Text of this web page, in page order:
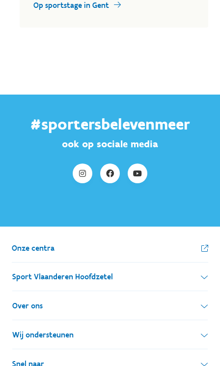
Op sportstage in Gent
#sportersbelevenmeer
ook op sociale media
Onze centra
Sport Vlaanderen Hoofdzetel
Simon Bolivarlaan 17
1000 Brussel
Ondernemingsnummer: BE 0248.142.826
Over ons
Wie zijn we, wat doen we
Onze centra
Wij ondersteunen
Lokale besturen
Snel naar